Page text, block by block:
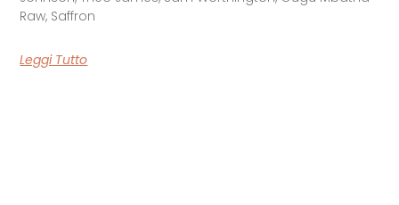
Raw, Saffron
Leggi Tutto